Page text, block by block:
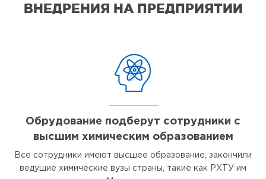
ВНЕДРЕНИЯ НА ПРЕДПРИЯТИИ
Обрудование подберут сотрудники с
высшим химическим образованием
Все сотрудники имеют высшее образование, закончили
ведущие химические вузы страны, такие как РХТУ им